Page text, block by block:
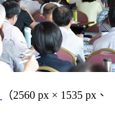
（2560 px × 1535 px、